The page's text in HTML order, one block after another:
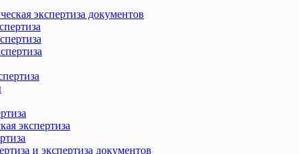
экспертиза документов
экспертиза
и экспертиза документов